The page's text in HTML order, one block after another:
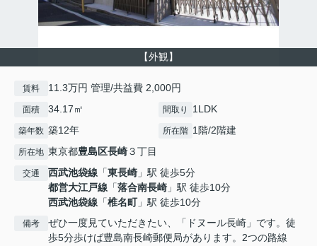
【外観】
賃料 11.3万円 管理/共益費 2,000円
面積 34.17㎡ 間取り 1LDK
築年数 築12年 所在階 1階/2階建
所在地 東京都豊島区長崎３丁目
交通 西武池袋線 「東長崎 」駅 徒歩5分
都営大江戸線 「落合南長崎 」駅 徒歩10分
西武池袋線 「椎名町」駅 徒歩10分
備考
ぜひ一度見ていただきたい、「ドヌール長崎」です。徒
歩5分歩けば豊島南長崎郵便局があります。2つの路線